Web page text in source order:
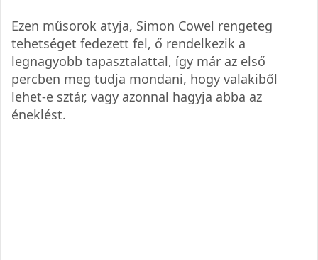
Ezen műsorok atyja, Simon Cowel rengeteg
tehetséget fedezett fel, ő rendelkezik a
legnagyobb tapasztalattal, így már az első
percben meg tudja mondani, hogy valakiből
lehet-e sztár, vagy azonnal hagyja abba az
éneklést.